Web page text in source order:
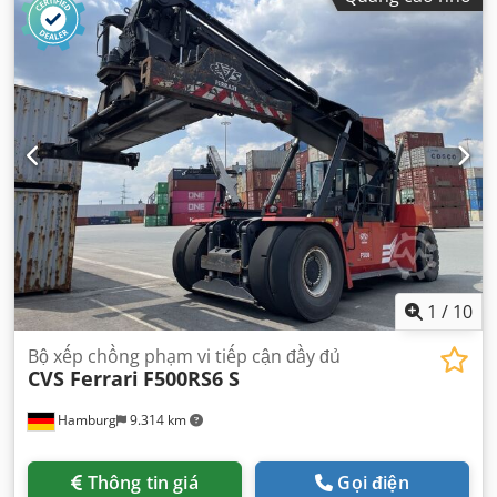
1 / 10
Hamburg 9.314 km
Bộ xếp chồng phạm vi tiếp cận đầy đủ
CVS Ferrari F500RS6 S
Thông tin giá Gọi điện